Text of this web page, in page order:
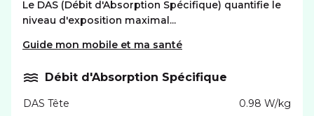
Le DAS (Débit d'Absorption Spécifique) quantifie le
niveau d'exposition maximal...
Guide mon mobile et ma santé
Débit d'Absorption Spécifique
DAS Tête
0.98 W/kg